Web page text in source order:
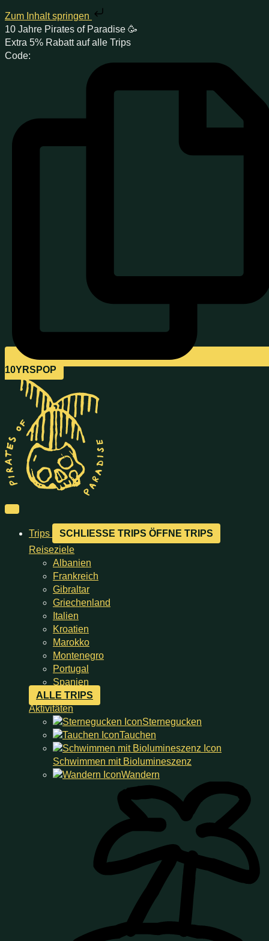
Zum Inhalt springen
10 Jahre Pirates of Paradise 🥳
Extra 5% Rabattauf alle Trips
Code:
10YRSPOP
Trips SCHLIESSE TRIPS
ÖFFNE TRIPS
Reiseziele
Albanien
Frankreich
Gibraltar
Griechenland
Italien
Kroatien
Marokko
Montenegro
Portugal
Spanien
ALLE TRIPS
Aktivitäten
Sternegucken
Tauchen
Schwimmen mit Bio­­lumi­neszenz
Wandern